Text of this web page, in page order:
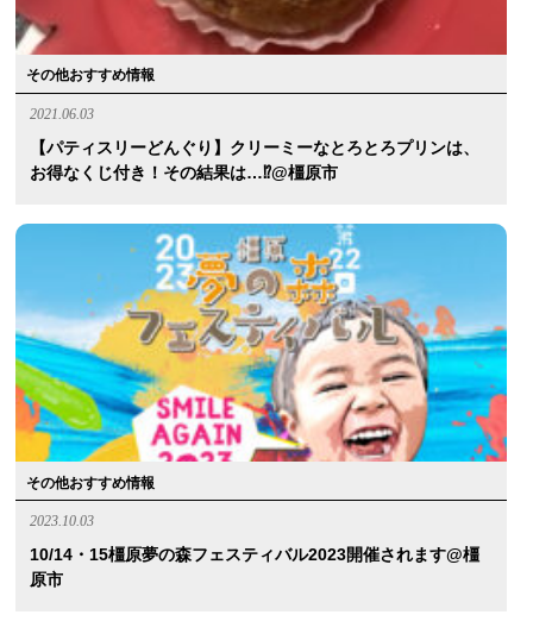
その他おすすめ情報
2021.06.03
【パティスリーどんぐり】クリーミーなとろとろプリンは、
お得なくじ付き！その結果は…⁉︎@橿原市
その他おすすめ情報
2023.10.03
10/14・15橿原夢の森フェスティバル2023開催されます@橿
原市